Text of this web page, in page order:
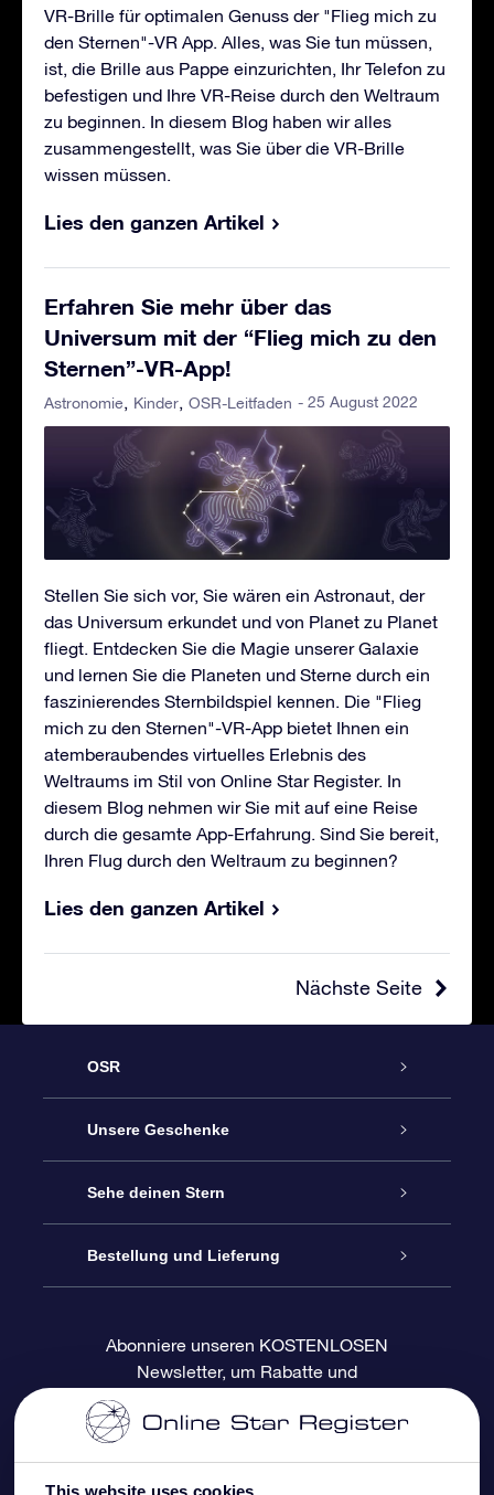
This website uses cookies
VR-Brille für optimalen Genuss der "Flieg mich zu
den Sternen"-VR App. Alles, was Sie tun müssen,
ist, die Brille aus Pappe einzurichten, Ihr Telefon zu
befestigen und Ihre VR-Reise durch den Weltraum
zu beginnen. In diesem Blog haben wir alles
zusammengestellt, was Sie über die VR-Brille
wissen müssen.
Lies den ganzen Artikel
Erfahren Sie mehr über das
Universum mit der “Flieg mich zu den
Sternen”-VR-App!
Astronomie Kinder OSR-Leitfaden - 25 August 2022
Stellen Sie sich vor, Sie wären ein Astronaut, der
das Universum erkundet und von Planet zu Planet
fliegt. Entdecken Sie die Magie unserer Galaxie
und lernen Sie die Planeten und Sterne durch ein
faszinierendes Sternbildspiel kennen. Die "Flieg
mich zu den Sternen"-VR-App bietet Ihnen ein
atemberaubendes virtuelles Erlebnis des
Weltraums im Stil von Online Star Register. In
diesem Blog nehmen wir Sie mit auf eine Reise
durch die gesamte App-Erfahrung. Sind Sie bereit,
Ihren Flug durch den Weltraum zu beginnen?
Lies den ganzen Artikel
Nächste Seite
OSR
Service
Kontakt
Blog
Bewertungen
Unsere Geschenke
Sterne schenken
OSR-Geschenkpaket
OSR-Geschenkgutschein
Firmengeschenke
Sehe deinen Stern
Sternregister
Personalisierte Sternseite
One Million Stars
Bestellung und Lieferung
Zahlungsinformationen
Versandinformationen
Abonniere unseren KOSTENLOSEN
Newsletter, um Rabatte und